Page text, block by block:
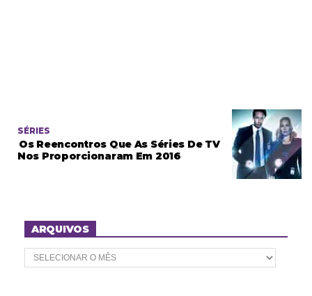
SÉRIES
Os Reencontros Que As Séries De TV
Nos Proporcionaram Em 2016
ARQUIVOS
A
r